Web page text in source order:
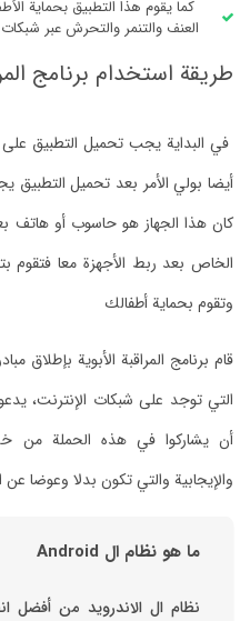
كما يقوم هذا التطبيق بحماية
العنف والتنمر والتحرش عبر شبكات
طريقة استخدام برنامج
في البداية يجب تحميل التطبيق
أيضا بولي الأمر بعد تحميل
كان هذا الجهاز هو حاسوب أو هاتف
الخاص بعد ربط الأجهزة معا فتقوم
وتقوم بحماية أطفالك
قام برنامج المراقبة الأبوية بإطلاق
التي توجد على شبكات الإنترنت،
أن يشاركوا في هذه الحملة من
والإيجابية والتي تكون بدلا وعوضا عن
ما هو نظام ال Android
نظام ال الاندرويد من أفضل